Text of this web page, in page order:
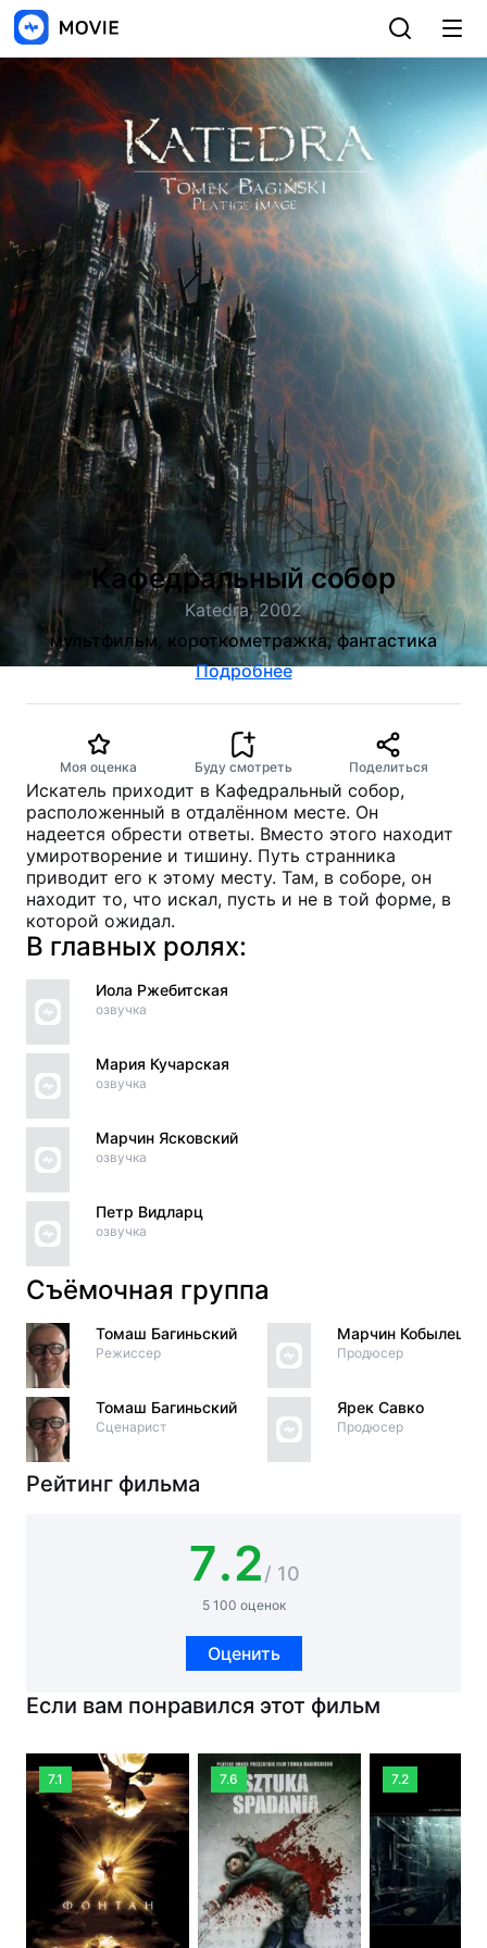
Кафедральный собор
Katedra, 2002
мультфильм, короткометражка, фантастика
Подробнее
Моя оценка Буду смотреть Поделиться
Искатель приходит в Кафедральный собор,
расположенный в отдалённом месте. Он
надеется обрести ответы. Вместо этого находит
умиротворение и тишину. Путь странника
приводит его к этому месту. Там, в соборе, он
находит то, что искал, пусть и не в той форме, в
которой ожидал.
В главных ролях:
Иола Ржебитская
озвучка
Мария Кучарская
озвучка
Марчин Ясковский
озвучка
Петр Видларц
озвучка
Съёмочная группа
Томаш Багиньский
Режиссер
Томаш Багиньский
Сценарист
Марчин
Продюсер
Ярек Савко
Продюсер
Рейтинг фильма
7.2/ 10
5 100 оценок
Оценить
Если вам понравился этот фильм
7.1 7.6 7.2